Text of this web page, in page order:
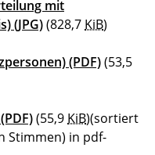
mit
(JPG)(828,7 KiB)
(PDF)(53,5
(PDF)(55,9 KiB)(sortiert
Stimmen) in pdf-